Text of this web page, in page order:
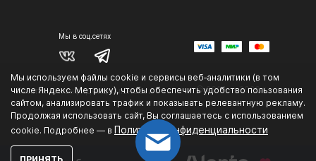
Мы используем файлы cookie и сервисы веб‑аналитики (в том
числе Яндекс. Метрику), чтобы обеспечить удобство пользования
сайтом, анализировать трафик и показывать релевантную рекламу.
Продолжая использовать сайт, Вы соглашаетесь с использованием
cookie. Подробнее — в Политике конфиденциальности
Мы в соц.сетях
Политика конфиденциальности © 2014 — 2026 г.
.